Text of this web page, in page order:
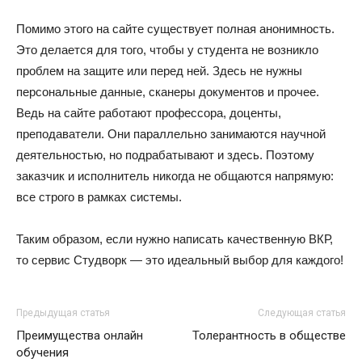
Помимо этого на сайте существует полная анонимность.
Это делается для того, чтобы у студента не возникло
проблем на защите или перед ней. Здесь не нужны
персональные данные, сканеры документов и прочее.
Ведь на сайте работают профессора, доценты,
преподаватели. Они параллельно занимаются научной
деятельностью, но подрабатывают и здесь. Поэтому
заказчик и исполнитель никогда не общаются напрямую:
все строго в рамках системы.
Таким образом, если нужно написать качественную ВКР,
то сервис Студворк — это идеальный выбор для каждого!
Предыдущая статья
Преимущества онлайн
обучения
Следующая статья
Толерантность в обществе